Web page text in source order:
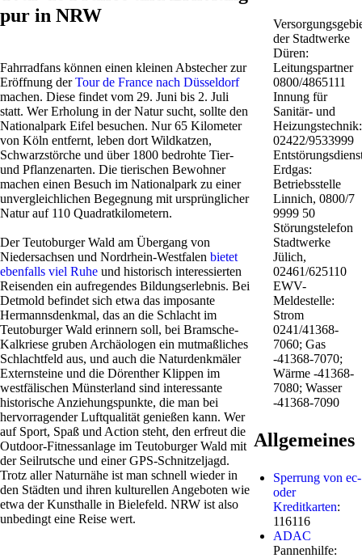
pur in NRW
Fahrradfans können einen kleinen Abstecher zur
Eröffnung derTour de France nach Düsseldorf
machen. Diese findet vom 29. Juni bis 2. Juli
statt. Wer Erholung in der Natur sucht, sollte den
Nationalpark Eifel besuchen. Nur 65 Kilometer
von Köln entfernt, leben dort Wildkatzen,
Schwarzstörche und über 1800 bedrohte Tier-
und Pflanzenarten. Die tierischen Bewohner
machen einen Besuch im Nationalpark zu einer
unvergleichlichen Begegnung mit ursprünglicher
Natur auf 110 Quadratkilometern.
Der Teutoburger Wald am Übergang von
Niedersachsen und Nordrhein-Westfalen bietet
ebenfalls viel Ruhe und historisch interessierten
Reisenden ein aufregendes Bildungserlebnis. Bei
Detmold befindet sich etwa das imposante
Hermannsdenkmal, das an die Schlacht im
Teutoburger Wald erinnern soll, bei Bramsche-
Kalkriese gruben Archäologen ein mutmaßliches
Schlachtfeld aus, und auch die Naturdenkmäler
Externsteine und die Dörenther Klippen im
westfälischen Münsterland sind interessante
historische Anziehungspunkte, die man bei
hervorragender Luftqualität genießen kann. Wer
auf Sport, Spaß und Action steht, den erfreut die
Outdoor-Fitnessanlage im Teutoburger Wald mit
der Seilrutsche und einer GPS-Schnitzeljagd.
Trotz aller Naturnähe ist man schnell wieder in
den Städten und ihren kulturellen Angeboten wie
etwa der Kunsthalle in Bielefeld. NRW ist also
unbedingt eine Reise wert.
der Stadtwerke
Düren:
Leitungspartner
0800/4865111
Innung für
Sanitär- und
Heizungstechnik:
02422/9533999
Erdgas:
Betriebsstelle
Linnich, 0800/7
9999 50
Störungstelefon
Stadtwerke
Jülich,
02461/625110
EWV-
Meldestelle:
Strom
0241/41368-
7060; Gas
-41368-7070;
Wärme -41368-
7080; Wasser
-41368-7090
Allgemeines
Sperrung von ec-
oder
Kreditkarten:
116116
ADAC
Pannenhilfe: